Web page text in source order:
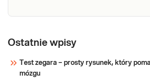
porcji moczu/DZM
Ostatnie wpisy
Test zegara – prosty rysunek, który
mózgu